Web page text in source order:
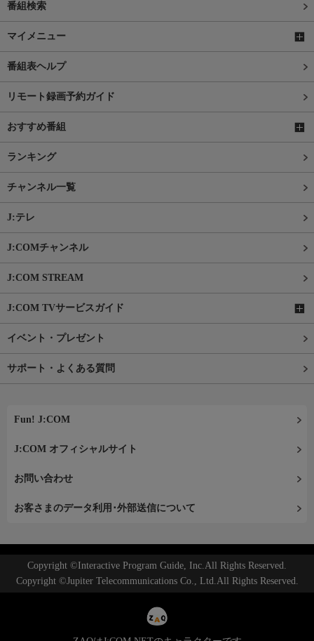
番組検索
マイメニュー
番組表ヘルプ
リモート録画予約ガイド
おすすめ番組
ランキング
チャンネル一覧
J:テレ
J:COMチャンネル
J:COM STREAM
J:COM TVサービスガイド
イベント・プレゼント
サポート・よくある質問
Fun! J:COM
J:COM オフィシャルサイト
お問い合わせ
お客さまのデータ利用･外部送信について
Copyright ©Interactive Program Guide, Inc.All Rights Reserved.
Copyright ©Jupiter Telecommunications Co., Ltd.All Rights Reserved.